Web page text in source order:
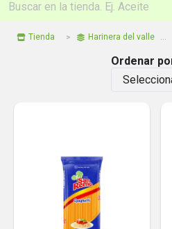
Tienda Harinera del valle
Ordenar